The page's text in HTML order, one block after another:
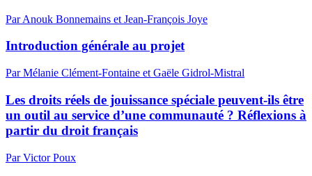
Par Anouk Bonnemains et Jean-François Joye
Introduction générale au projet
Par Mélanie Clément-Fontaine et Gaële Gidrol-Mistral
Les droits réels de jouissance spéciale peuvent-ils être
un outil au service d’une communauté ? Réflexions à
partir du droit français
Par Victor Poux